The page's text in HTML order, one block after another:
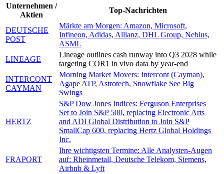
Unternehmen /
Aktien
Top-Nachrichten
DEUTSCHE
POST
Märkte am Morgen: Amazon, Microsoft,
Infineon, Adidas, Allianz, DHL Group, Nebius,
ASML
LINEAGE
Lineage outlines cash runway into Q3 2028 while
targeting COR1 in vivo data by year-end
INTERCONT
CAYMAN
Morning Market Movers: Intercont (Cayman),
Agape ATP, Astrotech, Snowflake See Big
Swings
HERTZ
S&P Dow Jones Indices: Ferguson Enterprises
Set to Join S&P 500, replacing Electronic Arts
and ADI Global Distribution to Join S&P
SmallCap 600, replacing Hertz Global Holdings
Inc.
FRAPORT
Ihre wichtigsten Termine: Alle Analysten-Augen
auf: Rheinmetall, Deutsche Telekom, Siemens,
Airbnb & Lyft